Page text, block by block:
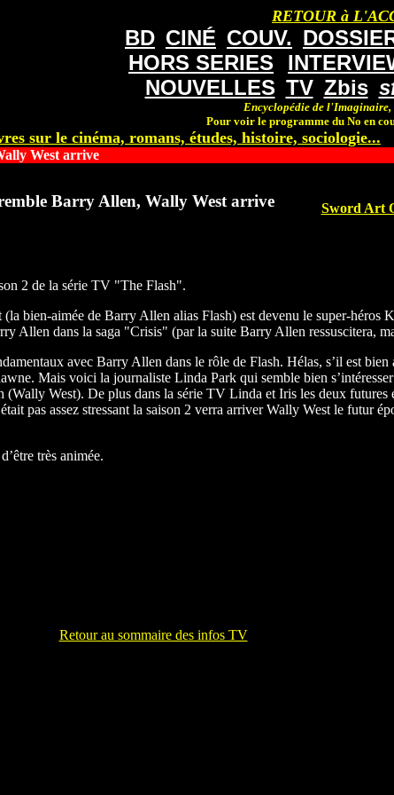
RETOUR à
BD CINÉ COUV.
HORS SERIES
NOUVELLES TV Zbis
Encyclopédie de l'Imaginaire,
Pour voir le programme du No en
sur le cinéma, romans, études, histoire, sociologie...
West arrive
Barry Allen, Wally West arrive
Sword Art
2 de la série TV "The Flash".
bien-aimée de Barry Allen alias Flash) est devenu le super-héros
Allen dans la saga "Crisis" (par la suite Barry Allen ressuscitera,
avec Barry Allen dans le rôle de Flash. Hélas, s’il est bien
Mais voici la journaliste Linda Park qui semble bien
West). De plus dans la série TV Linda et Iris les deux futures
pas assez stressant la saison 2 verra arriver Wally West le futur
très animée.
Retour au sommaire des infos TV